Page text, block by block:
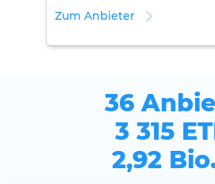
Zum Anbieter
36
3 315
2,92